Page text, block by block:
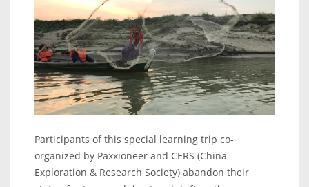
Participants of this special learning trip co-
organized by Paxxioneer and CERS (China
Exploration & Research Society) abandon their